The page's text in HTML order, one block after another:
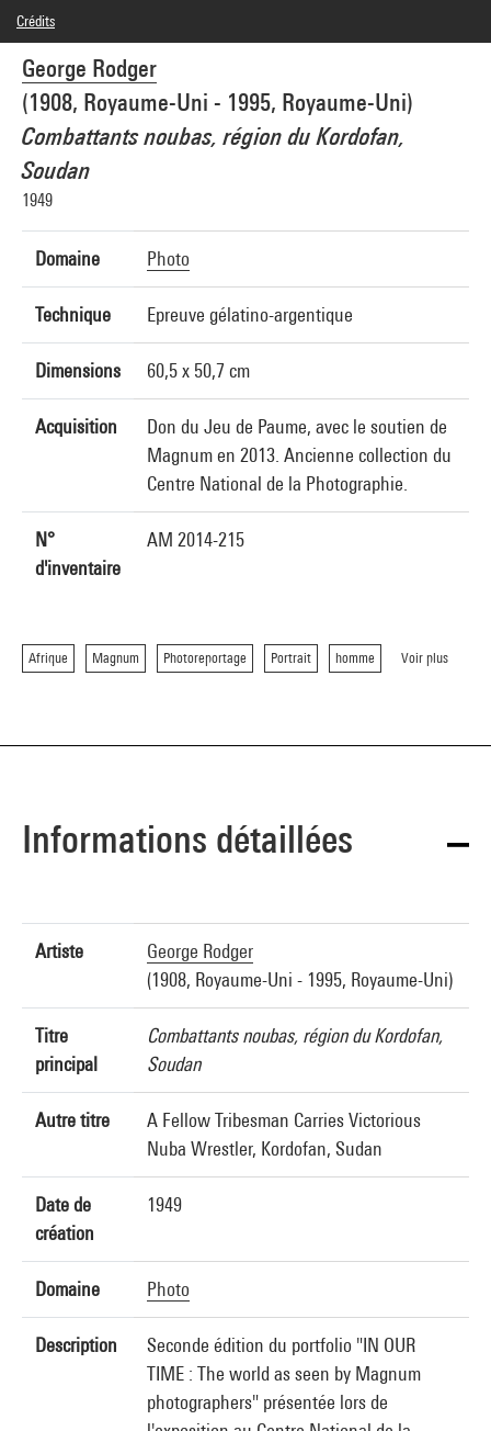
George Rodger
(1908, Royaume-Uni - 1995, Royaume-Uni)
Combattants noubas, région du Kordofan,
Soudan
1949
Domaine Photo
Technique Epreuve gélatino-argentique
Dimensions 60,5 x 50,7 cm
Acquisition
Don du Jeu de Paume, avec le soutien de
Magnum en 2013. Ancienne collection du
Centre National de la Photographie.
N°
d'inventaire
AM 2014-215
Afrique Magnum Photoreportage Portrait homme Voir plus
Crédits
© George Rodger / Magnum Photos
Crédit photographique : Centre Pompidou, MNAM-CCI/Bertrand Prévost/Dist.
GrandPalaisRmn
Réf. image : 4N60392
Informations détaillées
Artiste
George Rodger
(1908, Royaume-Uni - 1995, Royaume-Uni)
Titre
principal
Combattants noubas, région du Kordofan,
Soudan
Autre titre
A Fellow Tribesman Carries Victorious
Nuba Wrestler, Kordofan, Sudan
Date de
création
1949
Domaine Photo
Description
Seconde édition du portfolio "IN OUR
TIME : The world as seen by Magnum
photographers" présentée lors de